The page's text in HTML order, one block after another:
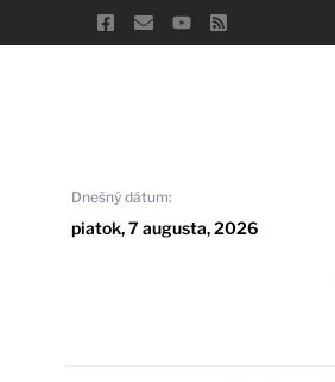
to
Dnešný dátum:
piatok, 7 augusta, 2026